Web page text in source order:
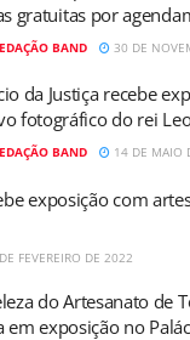
gratuitas por
BAND 30 DE
da Justiça recebe
fotográfico do rei
BAND 14 DE MAIO
exposição com
FEVEREIRO DE 2022
do Artesanato de
em exposição no